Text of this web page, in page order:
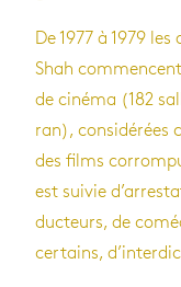
De 1977 à 1979
Shah
de cinéma (182
ran), consi­dé­rées
des films
est sui­vie
duc­teurs, de
cer­tains,